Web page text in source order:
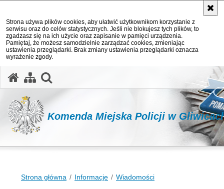
Strona używa plików cookies, aby ułatwić użytkownikom korzystanie z
serwisu oraz do celów statystycznych. Jeśli nie blokujesz tych plików, to
zgadzasz się na ich użycie oraz zapisanie w pamięci urządzenia.
Pamiętaj, że możesz samodzielnie zarządzać cookies, zmieniając
ustawienia przeglądarki. Brak zmiany ustawienia przeglądarki oznacza
wyrażenie zgody.
Komenda Miejska Policji w
Strona główna Informacje Wiadomości